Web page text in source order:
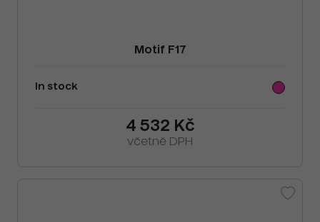
Motif F17
In stock
4 532 Kč
včetně DPH